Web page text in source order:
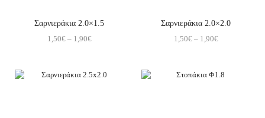
Σαρνιεράκια 2.0×1.5
1,50€ – 1,90€
Σαρνιεράκια 2.0×2.0
1,50€ – 1,90€